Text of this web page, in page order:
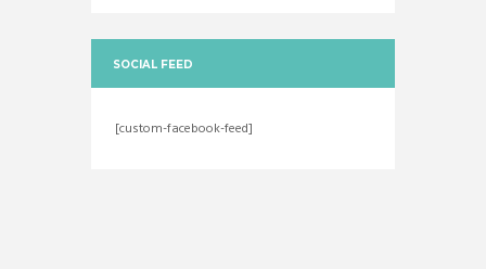
SOCIAL FEED
[custom-facebook-feed]